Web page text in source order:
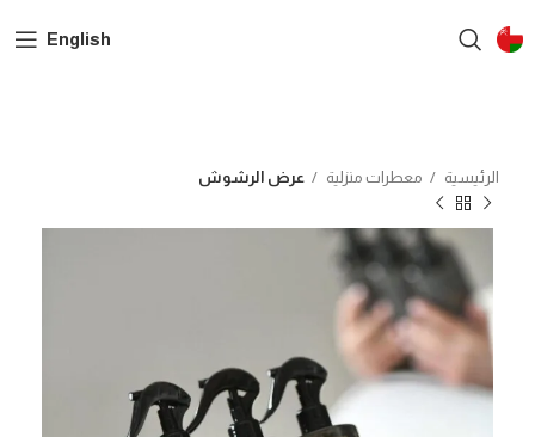
English
الرئيسية معطرات منزلية عرض الرشوش